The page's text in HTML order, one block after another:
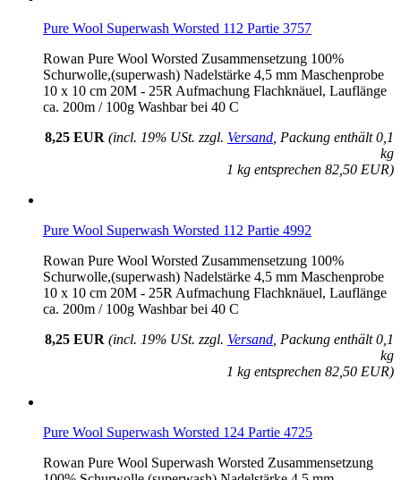
Pure Wool Superwash Worsted 112 Partie 3757
Rowan Pure Wool Worsted Zusammensetzung 100%
Schurwolle,(superwash) Nadelstärke 4,5 mm Maschenprobe
10 x 10 cm 20M - 25R Aufmachung Flachknäuel, Lauflänge
ca. 200m / 100g Washbar bei 40 C
8,25 EUR (incl. 19% USt. zzgl. Versand , Packung enthält 0,1
kg
1 kg entsprechen 82,50 EUR)
Pure Wool Superwash Worsted 112 Partie 4992
Rowan Pure Wool Worsted Zusammensetzung 100%
Schurwolle,(superwash) Nadelstärke 4,5 mm Maschenprobe
10 x 10 cm 20M - 25R Aufmachung Flachknäuel, Lauflänge
ca. 200m / 100g Washbar bei 40 C
8,25 EUR (incl. 19% USt. zzgl. Versand , Packung enthält 0,1
kg
1 kg entsprechen 82,50 EUR)
Pure Wool Superwash Worsted 124 Partie 4725
Rowan Pure Wool Superwash Worsted Zusammensetzung